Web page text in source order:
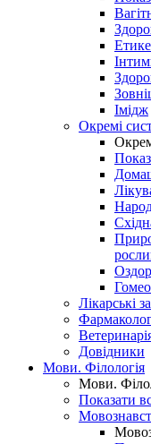
Імідж
Окремі
Лікарські
Довідники
Мови. Філологія
Мови.
Показати